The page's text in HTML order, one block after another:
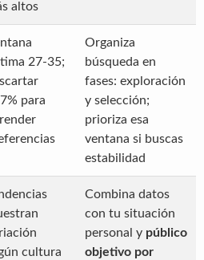
altos
27-35;
para
Organiza
búsqueda en
fases: exploración
y selección;
prioriza esa
ventana si buscas
estabilidad
cultura
Combina datos
con tu situación
personal y público
objetivo por